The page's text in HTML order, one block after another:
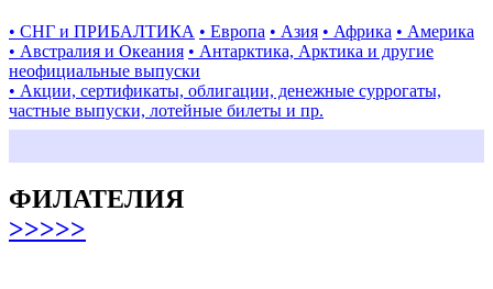
• СНГ и ПРИБАЛТИКА • Европа • Азия • Африка • Америка
• Австралия и Океания • Антарктика, Арктика и другие
неофициальные выпуски
• Акции, сертификаты, облигации, денежные суррогаты,
частные выпуски, лотейные билеты и пр.
ФИЛАТЕЛИЯ
>>>>>